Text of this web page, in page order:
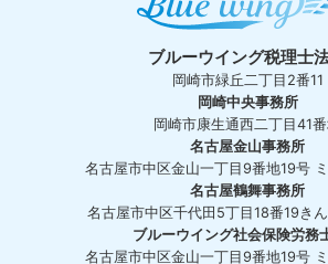
ブルーウイング税理士
岡崎市緑丘二丁目2番11
岡崎中央事務所
岡崎市康生通西二丁目41
名古屋金山事務所
名古屋市中区金山一丁目9番地19号
名古屋鶴舞事務所
名古屋市中区千代田5丁目18番19き
ブルーウイング社会保険労務
名古屋市中区金山一丁目9番地19号